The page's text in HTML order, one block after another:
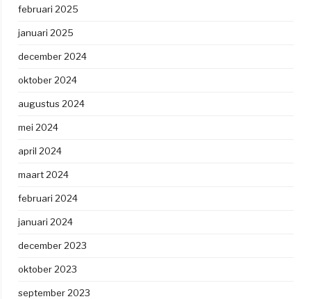
februari 2025
januari 2025
december 2024
oktober 2024
augustus 2024
mei 2024
april 2024
maart 2024
februari 2024
januari 2024
december 2023
oktober 2023
september 2023